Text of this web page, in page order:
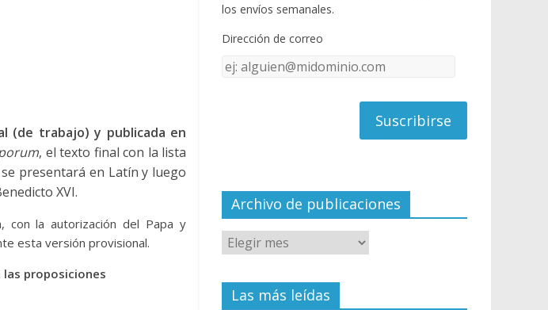
(de trabajo) y publicada en
, el texto final con la lista
presentará en Latín y luego
XVI.
con la autorización del Papa y
esta versión provisional.
proposiciones
o
k e
C
el
los envíos semanales.
Dirección de correo
Dirección
Archivo de publicaciones
Las más leídas